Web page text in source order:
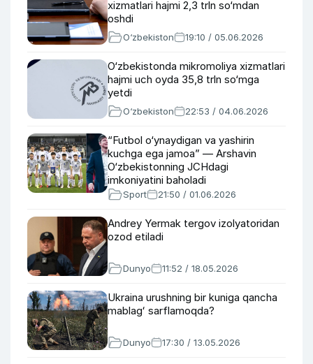
xizmatlari hajmi 2,3 trln so‘mdan
oshdi
O‘zbekiston 19:10 / 05.06.2026
O‘zbekistonda mikromoliya xizmatlari
hajmi uch oyda 35,8 trln so‘mga
yetdi
O‘zbekiston 22:53 / 04.06.2026
“Futbol o‘ynaydigan va yashirin
kuchga ega jamoa” — Arshavin
O‘zbekistonning JCHdagi
imkoniyatini baholadi
Sport 21:50 / 01.06.2026
Andrey Yermak tergov izolyatoridan
ozod etiladi
Dunyo 11:52 / 18.05.2026
Ukraina urushning bir kuniga qancha
mablagʻ sarflamoqda?
Dunyo 17:30 / 13.05.2026